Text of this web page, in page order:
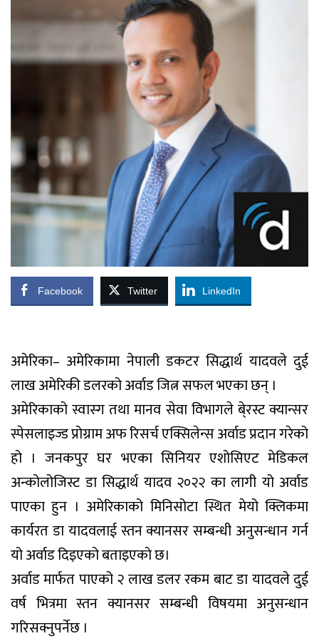
Facebook Twitter LinkedIn
अमेरिका– अमेरिकामा नेपाली डकटर सिद्धार्थ यादवले दुई
लाख अमेरिकी डलरको अर्वाड जित्न सफल भएका छन् ।
अमेरिकाको स्वास्ग तथा मानव सेवा विभागले बे्रस्ट क्यान्सर
स्पेसलाइज्ड प्रोग्राम अफ रिसर्च एक्सिलेन्स अर्वाड प्रदान गरेको
हो । जनकपुर घर भएका सिनियर एशोसिएट मेडिकल
अन्कोलोजिस्ट डा सिद्धार्थ यादव २०२२ का लागी यो अर्वाड
पाएका हुन । अमेरिकाको मिनिसोटा स्थित मेयो क्लिकमा
कार्यरत डा यादवलाई स्तन क्यानसर सम्बन्धी अनुसन्धान गर्न
यो अर्वाड दिइएको बताइएको छ।
अर्वाड मार्फत पाएको २ लाख डलर रकम बाट डा यादवले दुई
वर्ष भित्रमा स्तन क्यानसर सम्बन्धी विषयमा अनुसन्धान
गरिसक्नुपर्नेछ ।